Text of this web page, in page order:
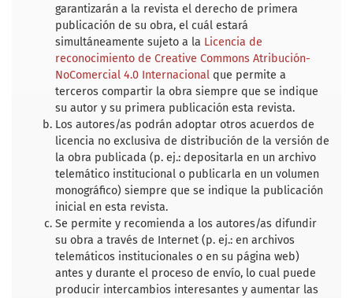
garantizarán a la revista el derecho de primera
publicación de su obra, el cuál estará
simultáneamente sujeto a la Licencia de
reconocimiento de Creative Commons Atribución-
NoComercial 4.0 Internacional que permite a
terceros compartir la obra siempre que se indique
su autor y su primera publicación esta revista.
Los autores/as podrán adoptar otros acuerdos de
licencia no exclusiva de distribución de la versión de
la obra publicada (p. ej.: depositarla en un archivo
telemático institucional o publicarla en un volumen
monográfico) siempre que se indique la publicación
inicial en esta revista.
Se permite y recomienda a los autores/as difundir
su obra a través de Internet (p. ej.: en archivos
telemáticos institucionales o en su página web)
antes y durante el proceso de envío, lo cual puede
producir intercambios interesantes y aumentar las